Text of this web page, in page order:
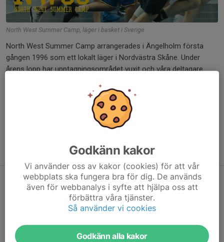
North West Summer Camp, läger i basket i Sverige
North West Summer Camp arrangerades i Ängelholm första
gången 1996 som ett lokalt läger i Nordvästra Skåne. Under
årens lopp har upptagningsområdet vuxit och våra deltagare
Vi strävar efter att alltid erbjuda våra deltagare den bästa
utvecklingen under vårt läger. Det gör vi genom att anställa de
bästa coacherna och ge våra deltagare de bästa
upplägg under deras lägervistelse.
Anmälan öppen!
Nu är anmälan till Sveriges bästa basketläger, North West
Summer Camp 2026, äntligen öppen!
Anmälningarna strömmar in med en väldig fart. In och säkra din
Godkänn kakor
Vi använder oss av kakor (cookies) för att vår
webbplats ska fungera bra för dig. De används
även för webbanalys i syfte att hjälpa oss att
förbättra våra tjänster.
Så använder vi cookies
Godkänn alla kakor